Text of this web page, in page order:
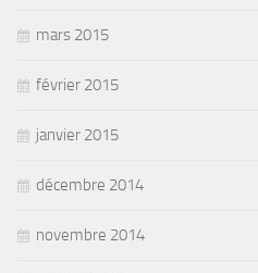
mars 2015
février 2015
janvier 2015
décembre 2014
novembre 2014